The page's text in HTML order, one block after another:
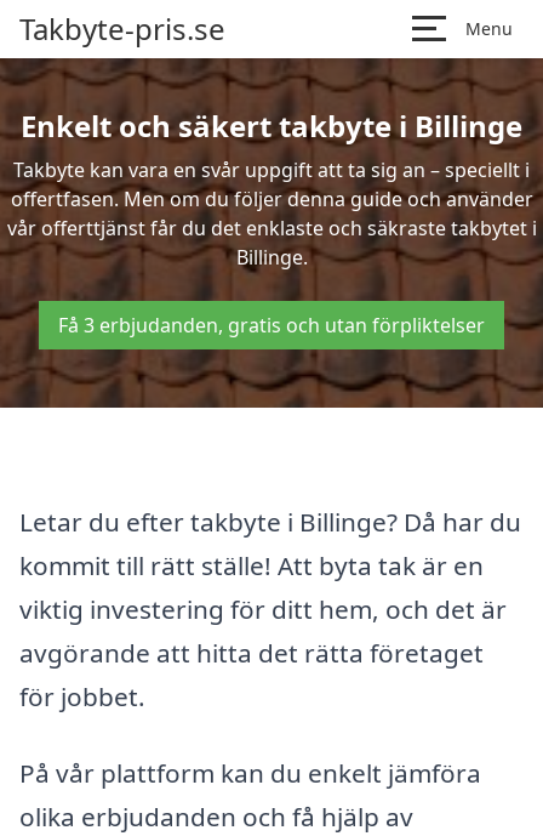
Takbyte-pris.se Menu
Enkelt och säkert takbyte i Billinge
Takbyte kan vara en svår uppgift att ta sig an – speciellt i
offertfasen. Men om du följer denna guide och använder
vår offerttjänst får du det enklaste och säkraste takbytet i
Billinge.
Få 3 erbjudanden, gratis och utan förpliktelser
Letar du efter takbyte i Billinge? Då har du
kommit till rätt ställe! Att byta tak är en
viktig investering för ditt hem, och det är
avgörande att hitta det rätta företaget
för jobbet.
På vår plattform kan du enkelt jämföra
olika erbjudanden och få hjälp av